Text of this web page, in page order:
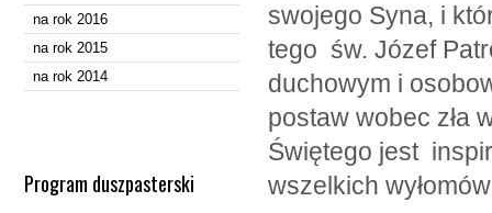
na rok 2016
na rok 2015
na rok 2014
Program duszpasterski
swojego Syna, i
tego św. Józef
duchowym i
postaw wobec zła
Świętego jest
wszelkich